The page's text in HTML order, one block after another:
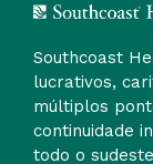
Southcoast
lucrativos,
múltiplos
continuidade
todo o